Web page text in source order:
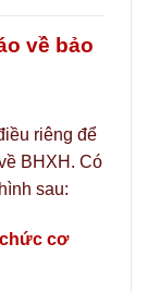
về bảo
riêng để
BHXH. Có
sau:
cơ